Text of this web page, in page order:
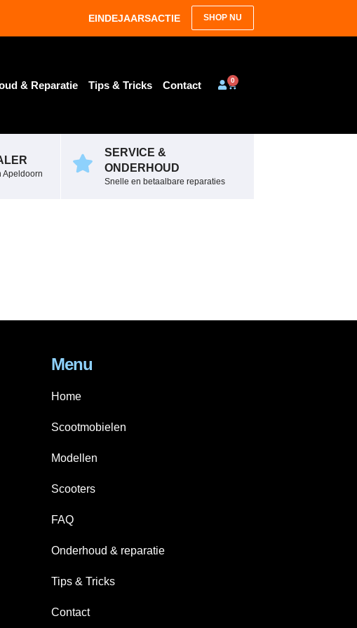
EINDEJAARSACTIE SHOP NU
& Reparatie Tips & Tricks Contact 0
Apeldoorn
SERVICE &
ONDERHOUD
Snelle en betaalbare reparaties
Menu
Home
Scootmobielen
Modellen
Scooters
FAQ
Onderhoud & reparatie
Tips & Tricks
Contact